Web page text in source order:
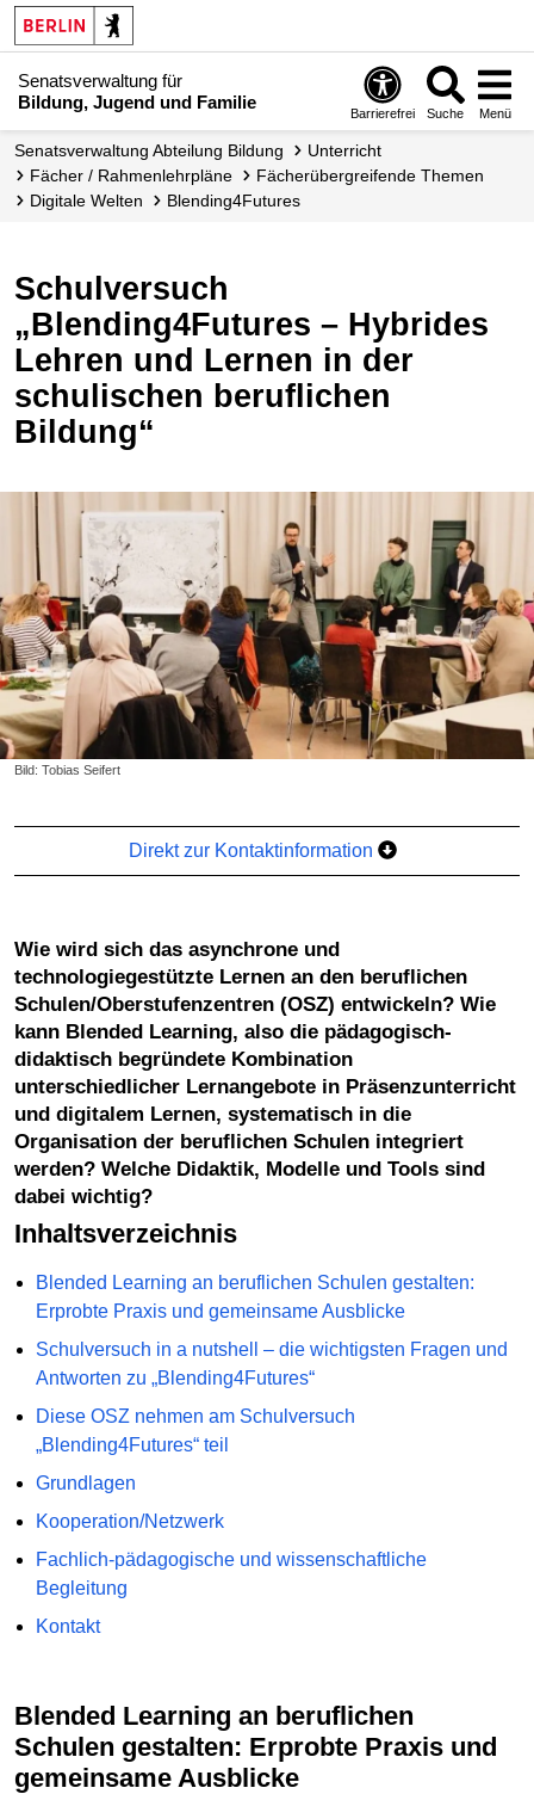
Senatsverwaltung für
Bildung, Jugend und Familie
Barrierefrei Suche Menü
Senats­verwaltung Abteilung Bildung
Unterricht
Fächer / Rahmen­lehrpläne
Fächer­übergreifende Themen
Digitale Welten
Blending4Futures
Schulversuch
„Blending4Futures – Hybrides
Lehren und Lernen in der
schulischen beruflichen
Bildung“
Bild: Tobias Seifert
Direkt zur Kontaktinformation
Wie wird sich das asynchrone und
technologiegestützte Lernen an den beruflichen
Schulen/Oberstufenzentren (OSZ) entwickeln? Wie
kann Blended Learning, also die pädagogisch-
didaktisch begründete Kombination
unterschiedlicher Lernangebote in Präsenzunterricht
und digitalem Lernen, systematisch in die
Organisation der beruflichen Schulen integriert
werden? Welche Didaktik, Modelle und Tools sind
dabei wichtig?
Inhaltsverzeichnis
Blended Learning an beruflichen Schulen gestalten:
Erprobte Praxis und gemeinsame Ausblicke
Schulversuch in a nutshell – die wichtigsten Fragen und
Antworten zu „Blending4Futures“
Diese OSZ nehmen am Schulversuch
„Blending4Futures“ teil
Grundlagen
Kooperation/Netzwerk
Fachlich-pädagogische und wissenschaftliche
Begleitung
Kontakt
Blended Learning an beruflichen
Schulen gestalten: Erprobte Praxis und
gemeinsame Ausblicke